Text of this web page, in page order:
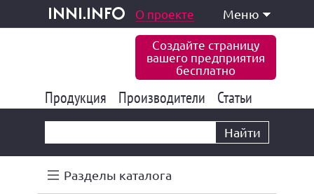
inni.info
и услуги О проекте Меню
Создайте страницу
вашего предприятия
бесплатно
Продукция 177 834
Производители 6 771
Статьи
Найти
Разделы каталога